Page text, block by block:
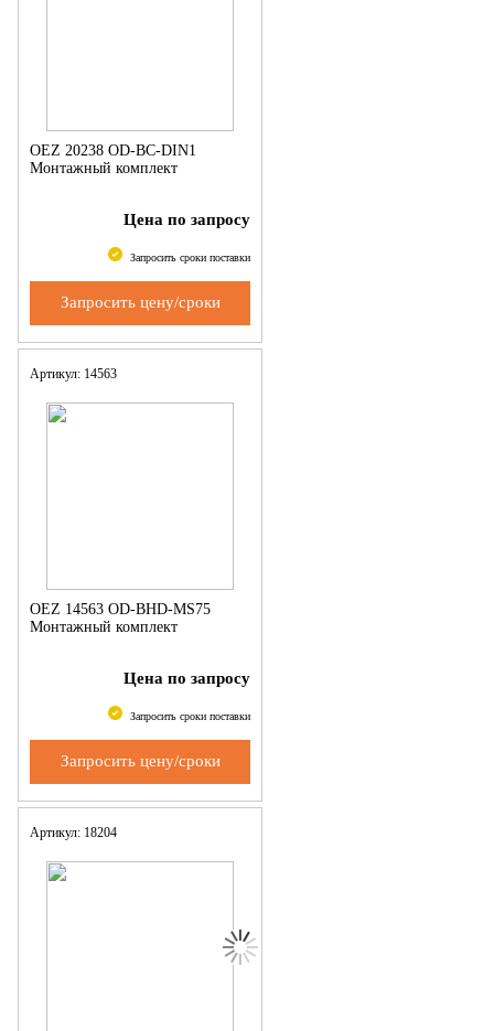
OEZ 20238 OD-BC-DIN1
Монтажный комплект
Цена по запросу
Запросить сроки поставки
Запросить цену/сроки
Артикул: 14563
OEZ 14563 OD-BHD-MS75
Монтажный комплект
Цена по запросу
Запросить сроки поставки
Запросить цену/сроки
Артикул: 18204